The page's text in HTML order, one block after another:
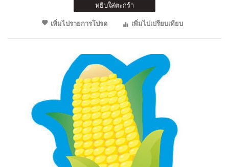
หยิบใส่ตะกร้า
เพิ่มไปรายการโปรด
เพิ่มไปเปรียบเทียบ